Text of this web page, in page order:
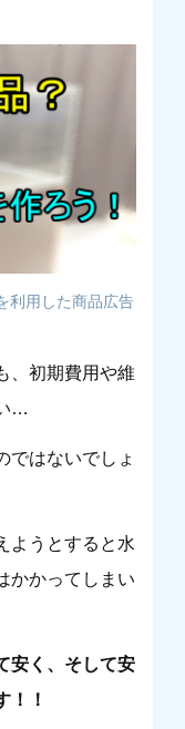
利用した商品広告
、初期費用や維
…
ではないでしょ
ようとすると水
かかってしまい
安く、そして安
！！